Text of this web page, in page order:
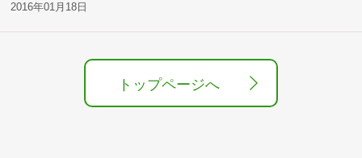
2016年01月18日
トップページへ